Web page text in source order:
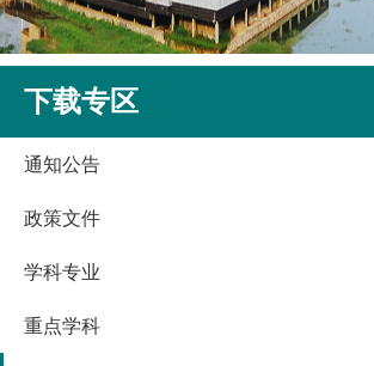
下载专区
通知公告
政策文件
学科专业
重点学科